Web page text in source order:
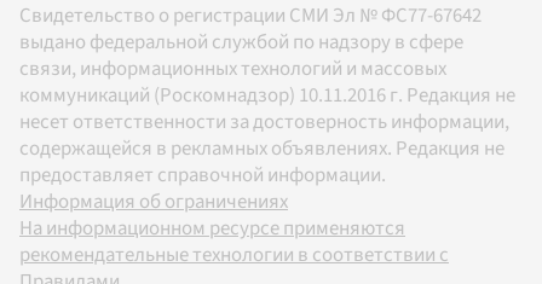
Свидетельство о регистрации СМИ Эл № ФС77-67642
выдано федеральной службой по надзору в сфере
связи, информационных технологий и массовых
коммуникаций (Роскомнадзор) 10.11.2016 г. Редакция не
несет ответственности за достоверность информации,
содержащейся в рекламных объявлениях. Редакция не
предоставляет справочной информации.
Информация об ограничениях
На информационном ресурсе применяются
рекомендательные технологии в соответствии с